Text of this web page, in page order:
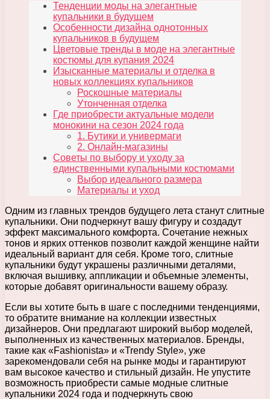
Тенденции моды на элегантные
купальники в будущем
Особенности дизайна однотонных
купальников в будущем
Цветовые тренды в моде на элегантные
костюмы для купания 2024
Изысканные материалы и отделка в
новых коллекциях купальников
Роскошные материалы
Утонченная отделка
Где приобрести актуальные модели
монокини на сезон 2024 года
1. Бутики и универмаги
2. Онлайн-магазины
Советы по выбору и уходу за
единственными купальными костюмами
Выбор идеального размера
Материалы и уход
Одним из главных трендов будущего лета станут слитные
купальники. Они подчеркнут вашу фигуру и создадут
эффект максимального комфорта. Сочетание нежных
тонов и ярких оттенков позволит каждой женщине найти
идеальный вариант для себя. Кроме того, слитные
купальники будут украшены различными деталями,
включая вышивку, аппликации и объемные элементы,
которые добавят оригинальности вашему образу.
Если вы хотите быть в шаге с последними тенденциями,
то обратите внимание на коллекции известных
дизайнеров. Они предлагают широкий выбор моделей,
выполненных из качественных материалов. Бренды,
такие как «Fashionista» и «Trendy Style», уже
зарекомендовали себя на рынке моды и гарантируют
вам высокое качество и стильный дизайн. Не упустите
возможность приобрести самые модные слитные
купальники 2024 года и подчеркнуть свою